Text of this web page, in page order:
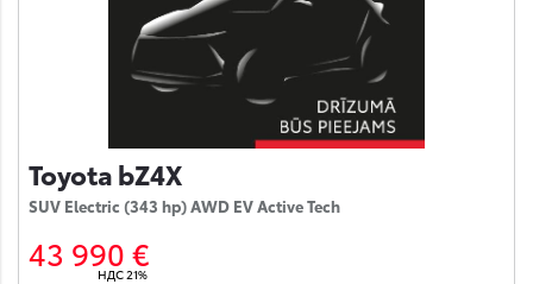
Toyota bZ4X
SUV Electric (343 hp) AWD EV Active Tech
43 990 €
НДС 21%